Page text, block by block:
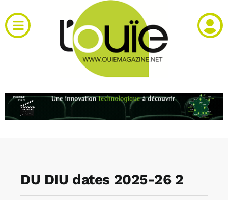
au
contenu
Toggle
Navigation
RH et emploi
DU DIU dates 2025-26 2